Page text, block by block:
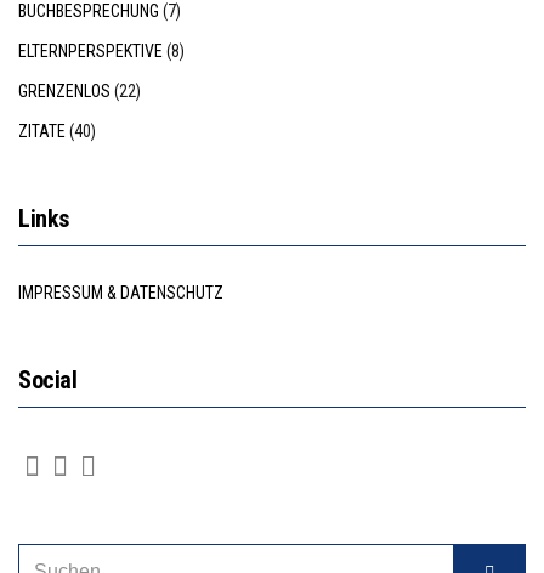
BUCHBESPRECHUNG (7)
ELTERNPERSPEKTIVE (8)
GRENZENLOS (22)
ZITATE (40)
Links
IMPRESSUM & DATENSCHUTZ
Social